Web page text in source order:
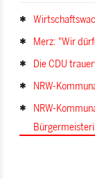
Merz: "Wir
Die CDU
NRW-
NRW-